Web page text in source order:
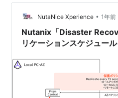
リシーの作成 3. 障害検知モ
AOS: 7.0.1AHV: 10.0.1Prism
NutaNice Xperience • 1年前
Nutanix「Disaster
リケーションスケジュー